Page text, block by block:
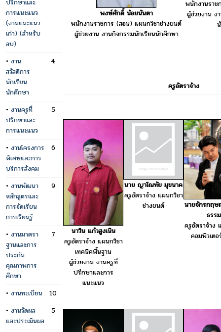
ปรึกษาและ
การแนะแนว
(งานแนะแนว
เก่า) (สำหรับ
ลบ)
• งาน
สวัสดิการ
นักเรียน
นักศึกษา
4
• งานครูที่
ปรึกษาและ
การแนะแนว
5
• งานโครงการ
พิเศษและการ
บริการสังคม
6
• งานพัฒนา
หลักสูตรและ
การจัดเรียน
การเรียนรู้
9
• งานมาตรา
ฐานและการ
ประกัน
คุณภาพการ
ศึกษา
7
• งานทะเบียน
10
• งานวัดผล
และประเมินผล
5
พงษ์ศักดิ์ น้อยนันตา
พนักงานราชการ (สอน) แผนกวิชาช่างยนต์
ผู้ช่วยงาน งานกิจกรรมนักเรียนนักศึกษา
พนักงานราช
ผู้ช่วยงาน ง
ครูอัตราจ้าง
นาวิน แก้วสูงเนิน
ครูอัตราจ้าง แผนกวิชา
เทคนิคพื้นฐาน
ผู้ช่วยงาน งานครูที่
ปรึกษาและการ
แนะแนว
นาย ญาโณทัย มุขนาค
ครูอัตราจ้าง แผนกวิชา
ช่างยนต์
นายจักรกฤษ
ธรรม
ครูอัตราจ้าง
คอมพิวเต